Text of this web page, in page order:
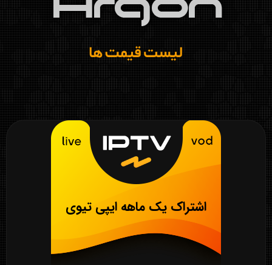
اشتراک یک ماهه ایپی تیوی